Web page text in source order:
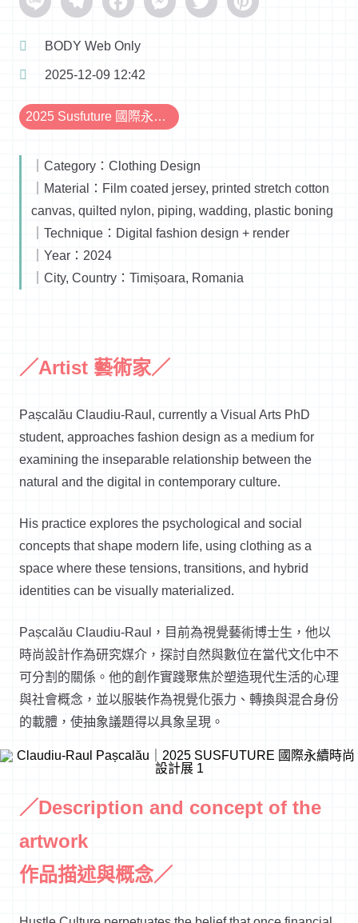
Line TelegramFacebookMessenger
Twitter Pinterest
BODY Web Only
2025-12-09 12:42
2025 Susfuture 國際永續時尚設計展
｜Category：Clothing Design
｜Material：Film coated jersey, printed stretch cotton
canvas, quilted nylon, piping, wadding, plastic boning
｜Technique：Digital fashion design + render
｜Year：2024
｜City, Country：Timișoara, Romania
／Artist 藝術家／
Pașcalău Claudiu-Raul, currently a Visual Arts PhD
student, approaches fashion design as a medium for
examining the inseparable relationship between the
natural and the digital in contemporary culture.
His practice explores the psychological and social
concepts that shape modern life, using clothing as a
space where these tensions, transitions, and hybrid
identities can be visually materialized.
Pașcalău Claudiu-Raul
，目前為視覺藝術博士生，他以
時尚設計作為研究媒介，探討自然與數位在當代文化中不
可分割的關係。他的創作實踐聚焦於塑造現代生活的心理
與社會概念，並以服裝作為視覺化張力、轉換與混合身份
的載體，使抽象議題得以具象呈現。
／Description and concept of the
artwork
作品描述與概念／